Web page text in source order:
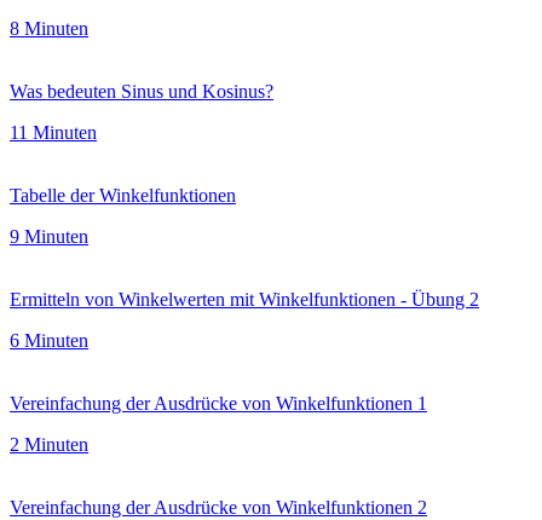
8 Minuten
Was bedeuten Sinus und Kosinus?
11 Minuten
Tabelle der Winkelfunktionen
9 Minuten
Ermitteln von Winkelwerten mit Winkelfunktionen - Übung 2
6 Minuten
Vereinfachung der Ausdrücke von Winkelfunktionen 1
2 Minuten
Vereinfachung der Ausdrücke von Winkelfunktionen 2